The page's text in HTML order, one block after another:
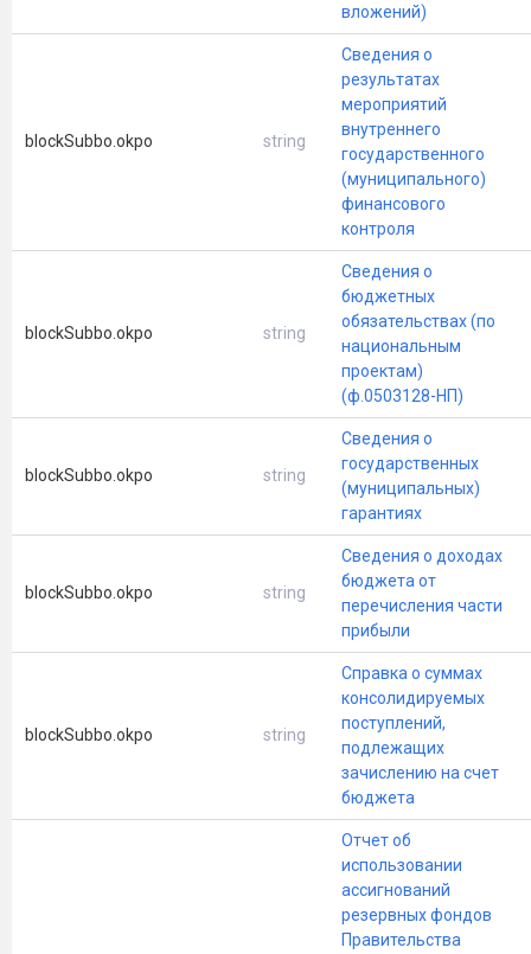
вложений)
blockSubbo.okpo string
Сведения о
результатах
мероприятий
внутреннего
государственного
(муниципального)
финансового
контроля
blockSubbo.okpo string
Сведения о
бюджетных
обязательствах (по
национальным
проектам)
(ф.0503128-НП)
blockSubbo.okpo string
Сведения о
государственных
(муниципальных)
гарантиях
blockSubbo.okpo string
Сведения о доходах
бюджета от
перечисления части
прибыли
blockSubbo.okpo string
Справка о суммах
консолидируемых
поступлений,
подлежащих
зачислению на счет
бюджета
Отчет об
использовании
ассигнований
резервных фондов
Правительства